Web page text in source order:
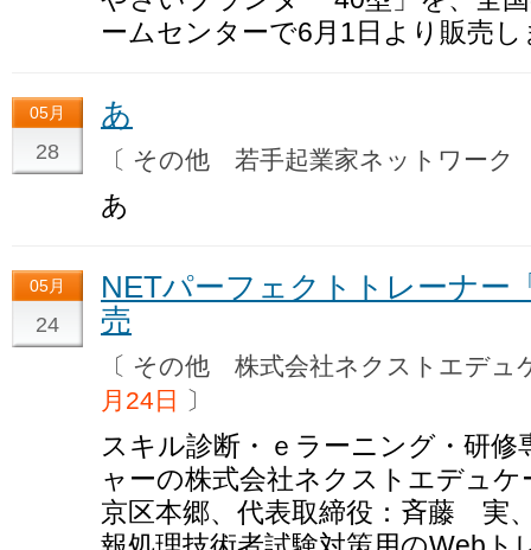
ームセンターで6月1日より販売し
05月
28
あ
〔 その他 若手起業家ネットワー
あ
05月
24
NETパーフェクトトレーナー
売
〔 その他 株式会社ネクストエデ
月24日
〕
スキル診断・ｅラーニング・研
ャーの株式会社ネクストエデュ
京区本郷、代表取締役：斉藤 実